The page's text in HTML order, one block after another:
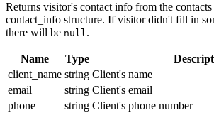
Returns visitor's contact info from the contacts
contact_info structure. If visitor didn't fill in
there will be null.
Name Type
client_name string Client's name
email
string Client's email
phone
string Client's phone number